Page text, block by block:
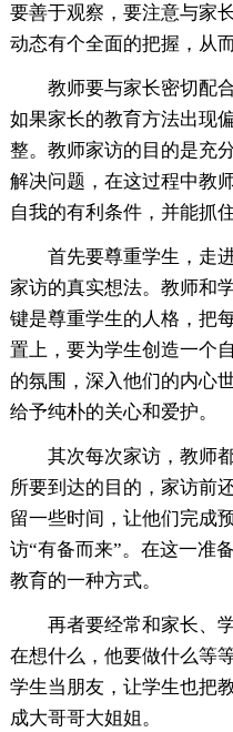
要善于观察，要注意与家
动态有个全面的把握，从
教师要与家长密切配
如果家长的教育方法出现
整。教师家访的目的是充
解决问题，在这过程中教
自我的有利条件，并能抓
首先要尊重学生，走
家访的真实想法。教师和
键是尊重学生的人格，把
置上，要为学生创造一个
的氛围，深入他们的内心
给予纯朴的关心和爱护。
其次每次家访，教师
所要到达的目的，家访前
留一些时间，让他们完成
访“有备而来”。在这一准
教育的一种方式。
再者要经常和家长、
在想什么，他要做什么等
学生当朋友，让学生也把
成大哥哥大姐姐。